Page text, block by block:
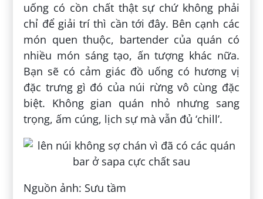
uống có cồn chất thật sự chứ không phải
chỉ để giải trí thì cần tới đây. Bên cạnh các
món quen thuộc, bartender của quán có
nhiều món sáng tạo, ấn tượng khác nữa.
Bạn sẽ có cảm giác đồ uống có hương vị
đặc trưng gì đó của núi rừng vô cùng đặc
biệt. Không gian quán nhỏ nhưng sang
trọng, ấm cúng, lịch sự mà vẫn đủ ‘chill’.
Nguồn ảnh: Sưu tầm